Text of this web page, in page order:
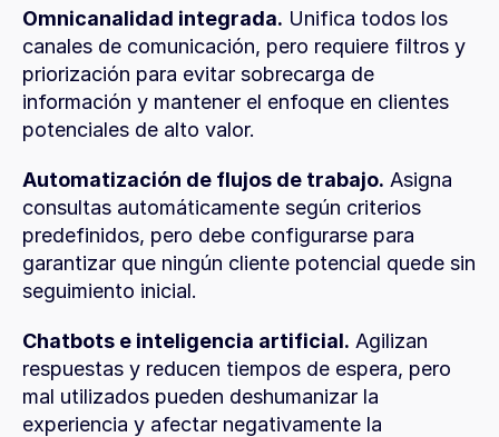
Omnicanalidad integrada. Unifica todos los
canales de comunicación, pero requiere filtros y
priorización para evitar sobrecarga de
información y mantener el enfoque en clientes
potenciales de alto valor.
Automatización de flujos de trabajo. Asigna
consultas automáticamente según criterios
predefinidos, pero debe configurarse para
garantizar que ningún cliente potencial quede sin
seguimiento inicial.
Chatbots e inteligencia artificial. Agilizan
respuestas y reducen tiempos de espera, pero
mal utilizados pueden deshumanizar la
experiencia y afectar negativamente la